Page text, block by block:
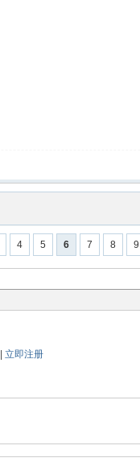
4 5 6 7 8 9
立即注册